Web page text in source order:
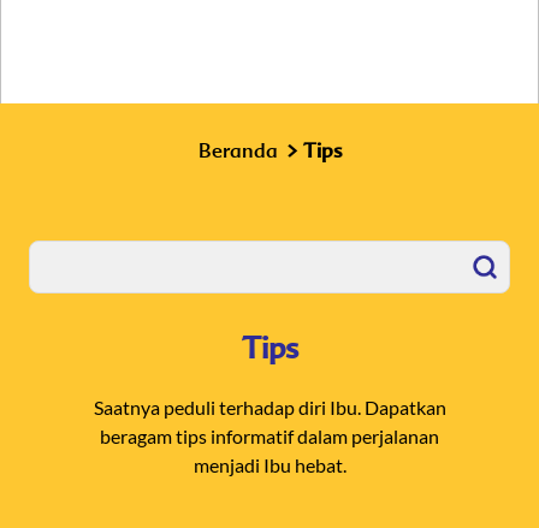
Beranda Tips
Tips
Saatnya peduli terhadap diri Ibu. Dapatkan
beragam tips informatif dalam perjalanan
menjadi Ibu hebat.